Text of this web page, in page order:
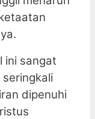
ini sangat
dipenuhi